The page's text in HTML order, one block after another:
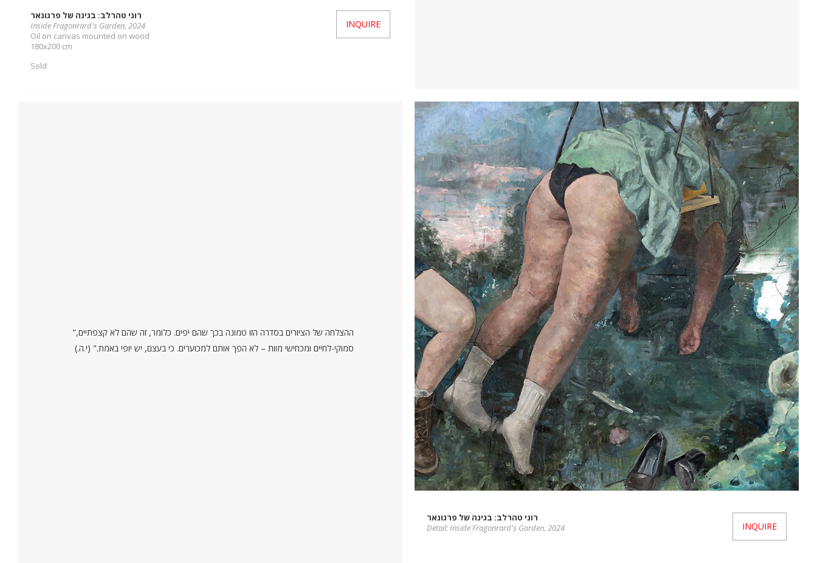
רוני טהרלב: בגינה של פרגונאר
Inside Fragonrard's Garden, 2024
Oil on canvas mounted on wood
180x200 cm
Sold
INQUIRE
"ההצלחה של הציורים בסדרה הזו טמונה בכך שהם יפים. כלומר, זה שהם לא קצפתיים,
סמוקי-לחיים ומכחישי מוות – לא הפך אותם למכוערים. כי בעצם, יש יופי באמת." (י.ה.)
רוני טהרלב: בגינה של פרגונאר
Detail: Inside Fragonrard's Garden, 2024
INQUIRE